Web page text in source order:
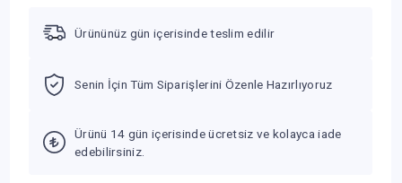
Ürününüz gün içerisinde teslim edilir
Senin İçin Tüm Siparişlerini Özenle Hazırlıyoruz
Ürünü 14 gün içerisinde ücretsiz ve kolayca iade
edebilirsiniz.